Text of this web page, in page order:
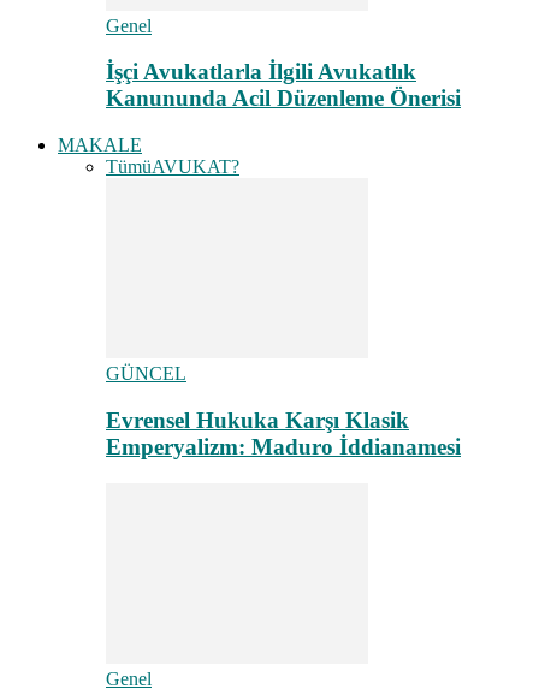
Genel
İşçi Avukatlarla İlgili Avukatlık
Kanununda Acil Düzenleme Önerisi
MAKALE
TümüAVUKAT?
GÜNCEL
Evrensel Hukuka Karşı Klasik
Emperyalizm: Maduro İddianamesi
Genel